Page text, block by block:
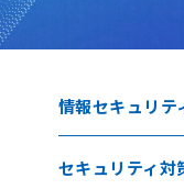
情報セキュリテ
セキュリティ対